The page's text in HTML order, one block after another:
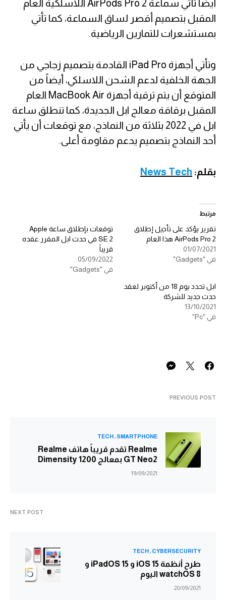
أيضاً تأتي سماعة AirPods Pro 2 اللاسلكية العام
المقبل بتصميم أقصر لساق السماعة، كما تأتي
بمستشعرات للتمارين الرياضية.
وتأتي أجهزة iPad Pro القادمة بتصميم زجاجي من
الجهة الخلفية لدعم الشحن اللاسلكي، أيضاً من
المتوقع أن يتم ترقية أجهزة MacBook Air العام
المقبل برقاقة معالج ابل الجديدة، كما تنطلق ساعة
ابل في 2022 بثلاثة من النماذج، مع توقعات أن يأتي
أحد النماذج بتصميم يدعم مقاومة أعلى.
بقلم: News Tech
مرتبط
تقرير يؤكد على تأجيل إطلاق
AirPods Pro 2 هذا العام
01/07/2021
في "Gadgets"
توقعات بإطلاق ساعة Apple
SE 2 في حدث ابل المقرر عقده
قريباً
05/09/2022
في "Gadgets"
ابل تحدد يوم 18 من أكتوبر لعقد
حدث جديد للشركة
13/10/2021
في "Pc"
PREVIOUS POST
SMARTPHONE
TECH
Realme تقدم قريباً هاتف Realme
GT Neo2 بمعالج Dimensity 1200
19/09/2021
NEXT POST
CYBERSECURITY
TECH
طرح أنظمة iOS 15 و iPadOS 15 و
watchOS 8 اليوم
20/09/2021